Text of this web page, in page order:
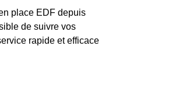
place EDF depuis
de suivre vos
rapide et efficace